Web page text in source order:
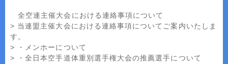
全空連主催大会における連絡事項について
> 当連盟主催大会における連絡事項についてご案内いたしま
す。
> ・メンホーについて
> ・全日本空手道体重別選手権大会の推薦選手について